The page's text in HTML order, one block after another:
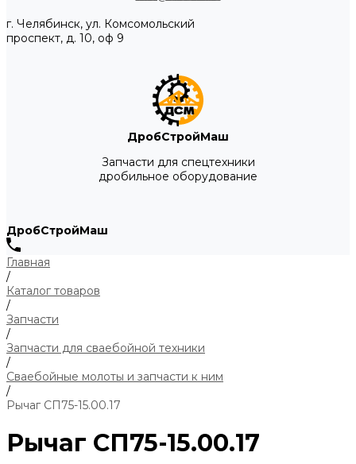
г. Челябинск, ул. Комсомольский
проспект, д. 10, оф 9
ДробСтройМаш
Запчасти для спецтехники
дробильное оборудование
ДробСтройМаш
Главная
/
Каталог товаров
/
Запчасти
/
Запчасти для сваебойной техники
/
Сваебойные молоты и запчасти к ним
/
Рычаг СП75-15.00.17
Рычаг СП75-15.00.17